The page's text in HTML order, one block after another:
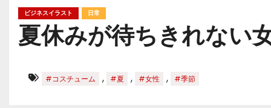
ビジネスイラスト 日常
夏休みが待ちきれない
#コスチューム , #夏 , #女性 , #季節